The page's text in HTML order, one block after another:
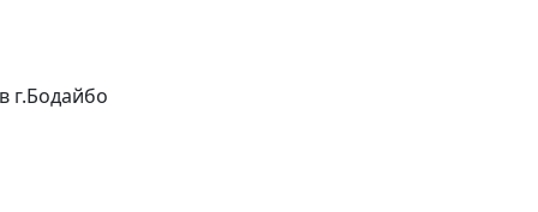
г.Бодайбо